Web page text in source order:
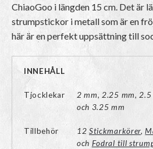
ChiaoGoo i längden 15 cm. Det är
strumpstickor i metall som är en
här är en perfekt uppsättning till
INNEHÅLL
Tjocklekar
2 mm, 2.25 mm,
och 3.25 mm
Tillbehör 12 Stickmarkörer,
och Fodral till